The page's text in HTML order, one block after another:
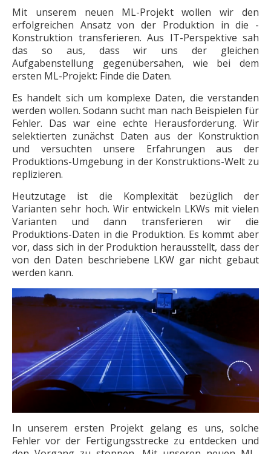
Mit unserem neuen ML-Projekt wollen wir den
erfolgreichen Ansatz von der Produktion in die ­
Konstruktion transferieren. Aus IT-Perspektive sah
das so aus, dass wir uns der gleichen
Aufgabenstellung gegenübersahen, wie bei dem
ersten ML-Projekt: Finde die Daten.
Es handelt sich um komplexe Daten, die verstanden
werden wollen. Sodann sucht man nach Beispielen für
Fehler. Das war eine echte Herausforderung. Wir
selektierten zunächst Daten aus der Konstruktion
und versuchten unsere Erfahrungen aus der
Produktions-Umgebung in der Konstruktions-Welt zu
replizieren.
Heutzutage ist die Komplexität bezüglich der
Varianten sehr hoch. Wir entwickeln LKWs mit vielen
Varianten und dann transferieren wir die
Produktions-Daten in die Produktion. Es kommt aber
vor, dass sich in der Produktion herausstellt, dass der
von den Daten beschriebene LKW gar nicht gebaut
werden kann.
In unserem ersten Projekt gelang es uns, solche
Fehler vor der Fertigungsstrecke zu entdecken und